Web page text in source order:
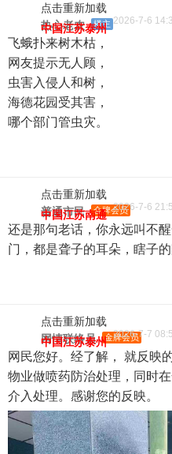
点击重新加载
热心老农 楼主 2026-7-6
中国江苏泰州
飞蛾扑来树木枯，
网友提示无人顾，
虫害入侵人和树，
海德花园受其害，
哪个部门管虫灾。
点击重新加载
普通市民 金牌会员2026-7-6
中国江苏南通
还是那句老话，你永远叫不
门，都是聋子的耳朵，瞎子
点击重新加载
网情联络员 金牌会员
2026-7-7
中国江苏泰州
网民您好。经了解， 就反映
物业做喷药防治处理，同时
介入处理。感谢您的反映。